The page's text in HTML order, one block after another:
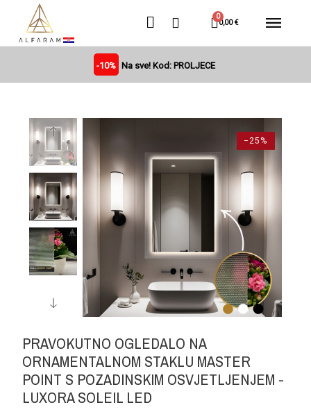
0,00 €
-10% Na sve! Kod: PROLJECE
−25%
PRAVOKUTNO OGLEDALO NA
ORNAMENTALNOM STAKLU MASTER
POINT S POZADINSKIM OSVJETLJENJEM -
LUXORA SOLEIL LED